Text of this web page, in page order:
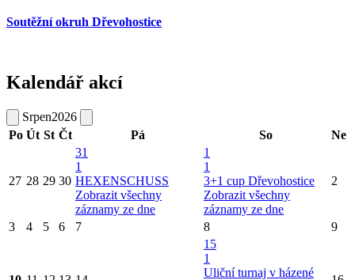
Soutěžní okruh Dřevohostice
Kalendář akcí
Srpen2026
Po Út St Čt Pá So Ne
27 28 29 30
31
1
HEXENSCHUSS
Zobrazit všechny
záznamy ze dne
1
1
3+1 cup Dřevohostice
Zobrazit všechny
záznamy ze dne
2
3 4 5 6 7 8 9
15
1
Uliční turnaj v házené